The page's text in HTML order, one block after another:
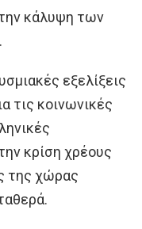
κάλυψη των
εξελίξεις
τις κοινωνικές
κρίση χρέους
της χώρας